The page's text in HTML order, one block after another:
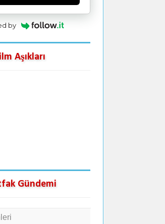
by
Aşıkları
Gündemi